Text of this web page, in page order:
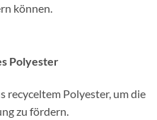
können.
Polyester
recyceltem Polyester, um die
zu fördern.